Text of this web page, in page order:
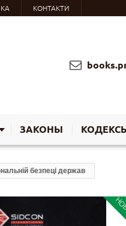
КОНТАКТИ
ЗАКОНЫ
безпеці держав